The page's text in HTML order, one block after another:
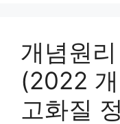
개념원
(2022
고화질